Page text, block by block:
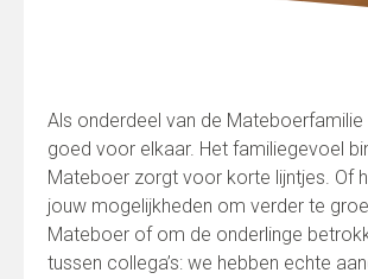
Als onderdeel van de Mateboerfamilie
goed voor elkaar. Het familiegevoel
Mateboer zorgt voor korte lijntjes. Of
jouw mogelijkheden om verder te
Mateboer of om de onderlinge
tussen collega’s: we hebben echte